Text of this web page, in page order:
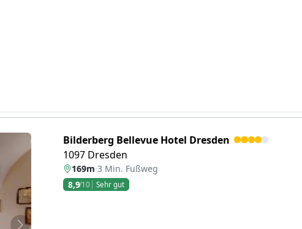
Bilderberg Bellevue Hotel Dresden
1097 Dresden
169m·3 Min. Fußweg
8,9/10 Sehr gut